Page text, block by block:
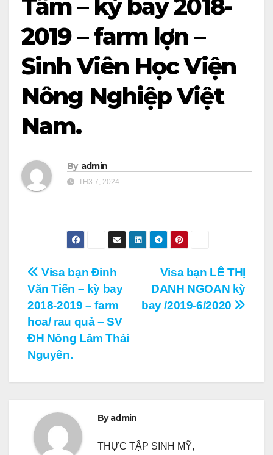
Tâm – kỳ bay 2018-
2019 – farm lợn –
Sinh Viên Học Viện
Nông Nghiệp Việt
Nam.
By admin
TH3 7, 2024
Điều
hướng
bài
viết
Visa bạn LÊ THỊ
DANH NGOAN kỳ
bay /2019-6/2020
Visa bạn Đinh
Văn Tiến – kỳ bay
2018-2019 – farm
hoa/ rau quả – SV
ĐH Nông Lâm Thái
Nguyên.
Byadmin
THỰC TẬP SINH MỸ,